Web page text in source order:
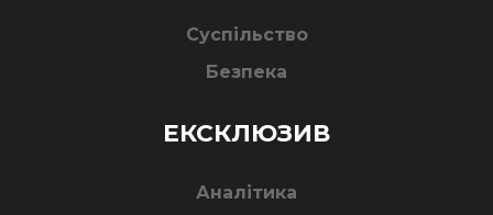
Суспільство
Безпека
ЕКСКЛЮЗИВ
Аналітика